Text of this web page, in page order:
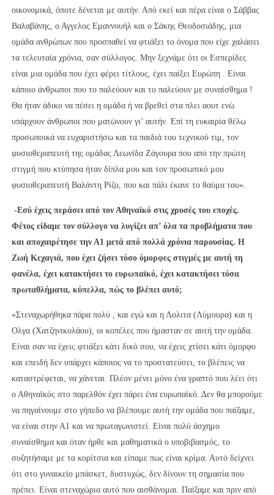
οικονομικά, όποτε δένεται με αυτήν. Από εκεί και πέρα είναι ο Σάββας
Βαλαβάνης, ο Αγγελος Εμαννουήλ και ο Σάκης Θεοδοσιάδης, μια
ομάδα ανθρώπων που προσπαθεί να φτιάξει το όνομα που είχε χαλάσει
τα τελευταία χρόνια, σαν σύλλογος. Μην ξεχνάμε ότι οι Εσπερίδες
είναι μια ομάδα που έχει φέρει τίτλους, έχει παίξει Ευρώπη . Είναι
κάποιο άνθρωποι που το παλεύουν και το παλεύουν με συναίσθημα !
Θα ήταν άδικο να πέσει η ομάδα ή να βρεθεί στα πλει αουτ ενώ
υπάρχουν άνθρωποι που ματώνουν γι’ αυτήν. Επί τη ευκαιρία θέλω
προσωποικά να ευχαριστήσω και τα παιδιά του τεχνικού τιμ, τον
φυσιοθεραπευτή της ομάδας Λεωνίδα Ζάγουρα που από την πρώτη
στιγμή που κτύπησα ήταν δίπλα μου και τον προσωπικό μου
φυσιοθεραπευτή Βαλάντη Ρίζο, που και πάλι έκανε το θαύμα του».
-Εσύ έχεις περάσει από τον Αθηναϊκό στις χρυσές του εποχές.
Φέτος είδαμε τον σύλλογο να λυγίζει απ’ όλα τα προβλήματα που
και αποχαιρέτησε την Α1 μετά από πολλά χρόνια παρουσίας. Η
Ζωή Κεχαγιά, που έχει ζήσει τόσο όμορφες στιγμές με αυτή τη
φανέλα, έχει κατακτήσει το ευρωπαϊκό, έχει κατακτήσει τόσα
πρωταθλήματα, κύπελλα, πώς το βλέπει αυτό;
«Στεναχωρήθηκα πάρα πολύ , και εγώ και η Λολιτα (Λύμουρα) και η
Ολγα (Χατζηνικολάου), οι κοπέλες που ήμασταν σε αυτή την ομάδα.
Είναι σαν να έχεις φτιάξει κάτι δικό σου, να έχεις χτίσει κάτι όμορφο
και επειδή δεν υπάρχει κάποιος να το προστατεύσει, το βλέπεις να
καταστρέφεται, να χάνεται. Πλέον μένει μόνο ένα γραπτό που λέει ότι
ο Αθηναϊκός στο παρελθόν έχει πάρει ένα ευρωπαϊκό. Δεν θα μπορούμε
να πηγαίνουμε στο γήπεδο να βλέπουμε αυτή την ομάδα που παίξαμε,
να είναι στην Α1 και να πρωταγωνιστεί. Είναι πολύ άσχημο
συναίσθημα και όταν ήρθε και μαθηματικά ο υποβιβασμός, το
συζητήσαμε με τα κορίτσια και είπαμε πως είναι κρίμα. Αυτό δείχνει
ότι στο γυναικείο μπάσκετ, δυστυχώς, δεν δίνουν τη σημασία που
πρέπει. Είναι στεναχώρια αυτό που αισθάνομαι. Παίξαμε και πριν από